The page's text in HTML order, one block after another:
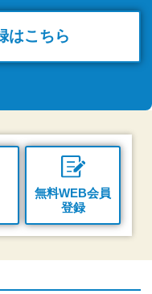
はこちら
無料WEB会員
登録